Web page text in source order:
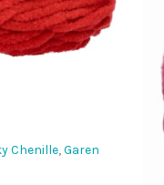
Chenille,Garen